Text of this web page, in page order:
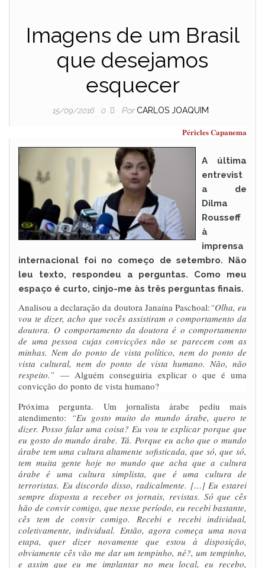
Imagens de um Brasil
que desejamos
esquecer
15/09/2016 0 Por CARLOS JOAQUIM
Péricles Capanema
A última
entrevist
a de
Dilma
Rousseff
à
imprensa
internacional foi no começo de setembro. Não
leu texto, respondeu a perguntas. Como meu
espaço é curto, cinjo-me às três perguntas finais.
Analisou a declaração da doutora Janaína Paschoal:“Olha, eu
vou te dizer, acho que vocês assistiram o comportamento da
doutora. O comportamento da doutora é o comportamento
de uma pessoa cujas convicções não se parecem com as
minhas. Nem do ponto de vista político, nem do ponto de
vista cultural, nem do ponto de vista humano. Não, não
respeito.” — Alguém conseguiria explicar o que é uma
convicção do ponto de vista humano?
Próxima pergunta. Um jornalista árabe pediu mais
atendimento: “Eu gosto muito do mundo árabe, quero te
dizer. Posso falar uma coisa? Eu vou te explicar porque que
eu gosto do mundo árabe. Tá. Porque eu acho que o mundo
árabe tem uma cultura altamente sofisticada, que só, que só,
tem muita gente hoje no mundo que acha que a cultura
árabe é uma cultura simplista, que é uma cultura de
terroristas. Eu discordo disso, radicalmente. […] Eu estarei
sempre disposta a receber os jornais, revistas. Só que cês
hão de convir comigo, que nesse período, eu recebi bastante,
cês tem de convir comigo. Recebi e recebi individual,
coletivamente, individual. Então, agora começa uma nova
etapa, quer dizer novamente que estou à disposição,
obviamente cês vão me dar um tempinho, né?, um tempinho,
e assim que eu me implantar no meu local, eu recebo,